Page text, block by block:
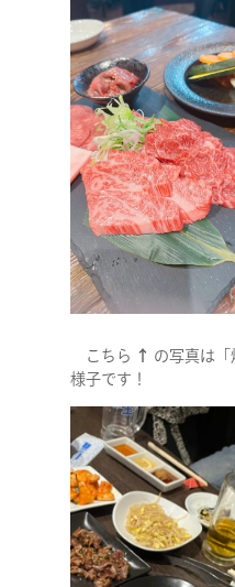
こちら ↑ の写真は「
様子です！